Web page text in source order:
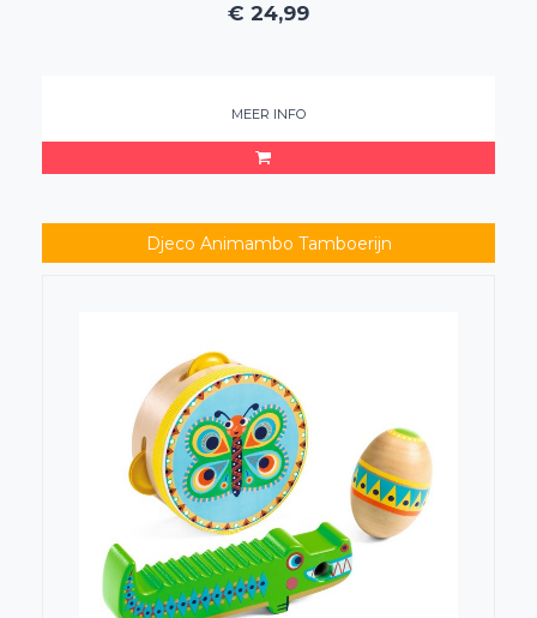
€ 24,99
MEER INFO
Djeco Animambo Tamboerijn